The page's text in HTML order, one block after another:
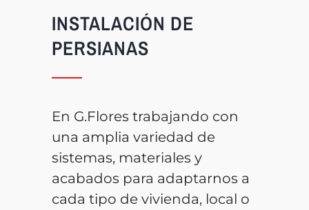
INSTALACIÓN DE
PERSIANAS
En G.Flores trabajando con
una amplia variedad de
sistemas, materiales y
acabados para adaptarnos a
cada tipo de vivienda, local o